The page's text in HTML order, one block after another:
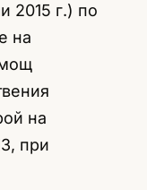
2015 г.) по
на
на
при